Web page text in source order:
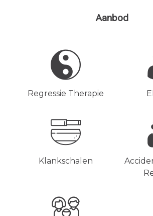
Aanbod
Regressie Therapie
Klankschalen